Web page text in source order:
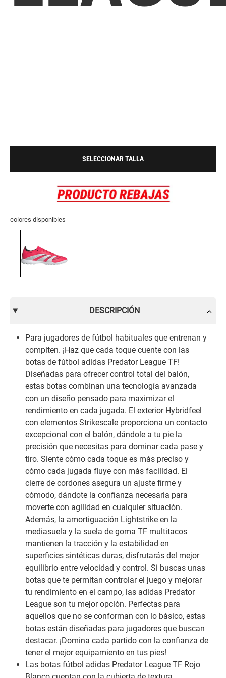
SELECCIONAR TALLA
colores disponibles
DESCRIPCIÓN
Para jugadores de fútbol habituales que entrenan y
compiten. ¡Haz que cada toque cuente con las
botas de fútbol adidas Predator League TF!
Diseñadas para ofrecer control total del balón,
estas botas combinan una tecnología avanzada
con un diseño pensado para maximizar el
rendimiento en cada jugada. El exterior Hybridfeel
con elementos Strikescale proporciona un contacto
excepcional con el balón, dándole a tu pie la
precisión que necesitas para dominar cada pase y
tiro. Siente cómo cada toque es más preciso y
cómo cada jugada fluye con más facilidad. El
cierre de cordones asegura un ajuste firme y
cómodo, dándote la confianza necesaria para
moverte con agilidad en cualquier situación.
Además, la amortiguación Lightstrike en la
mediasuela y la suela de goma TF multitacos
mantienen la tracción y la estabilidad en
superficies sintéticas duras, disfrutarás del mejor
equilibrio entre velocidad y control. Si buscas unas
botas que te permitan controlar el juego y mejorar
tu rendimiento en el campo, las adidas Predator
League son tu mejor opción. Perfectas para
aquellos que no se conforman con lo básico, estas
botas están diseñadas para jugadores que buscan
destacar. ¡Domina cada partido con la confianza de
tener el mejor equipamiento en tus pies!
Las botas fútbol adidas Predator League TF Rojo